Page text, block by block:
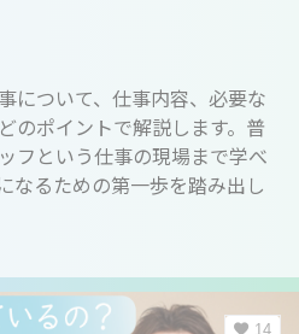
について、仕事内容、必要な
のポイントで解説します。普
フという仕事の現場まで学べ
なるための第一歩を踏み出し
14